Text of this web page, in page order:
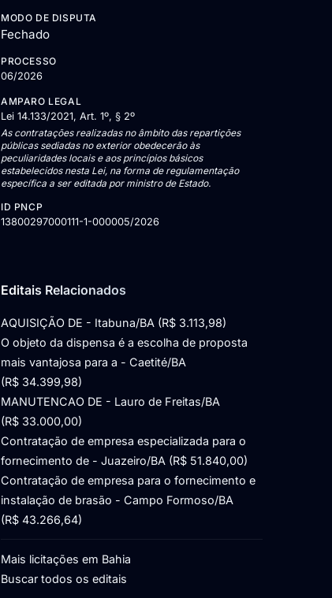
MODO DE DISPUTA
Fechado
PROCESSO
06/2026
AMPARO LEGAL
Lei 14.133/2021, Art. 1º, § 2º
As contratações realizadas no âmbito das repartições
públicas sediadas no exterior obedecerão às
peculiaridades locais e aos princípios básicos
estabelecidos nesta Lei, na forma de regulamentação
específica a ser editada por ministro de Estado.
ID PNCP
13800297000111-1-000005/2026
Editais Relacionados
AQUISIÇÃO DE - Itabuna/BA (R$ 3.113,98)
O objeto da dispensa é a escolha de proposta
mais vantajosa para a - Caetité/BA
(R$ 34.399,98)
MANUTENCAO DE - Lauro de Freitas/BA
(R$ 33.000,00)
Contratação de empresa especializada para o
fornecimento de - Juazeiro/BA (R$ 51.840,00)
Contratação de empresa para o fornecimento e
instalação de brasão - Campo Formoso/BA
(R$ 43.266,64)
Mais licitações em Bahia
Buscar todos os editais